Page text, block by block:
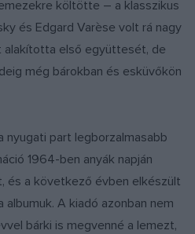
költötte – a klasszikus
és Edgard Varèse volt rá nagy
alakította első együttesét, de
még bárokban és esküvőkön
nyugati part legborzalmasabb
1964-ben anyák napján
és a következő évben elkészült
albumuk. A kiadó azonban nem
bárki is megvenné a lemezt,